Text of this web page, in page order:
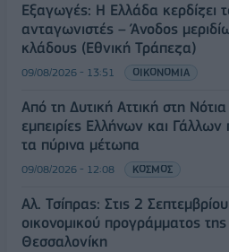
Εξαγωγές: Η Ελλάδα κερδίζει
ανταγωνιστές – Άνοδος
κλάδους (Εθνική Τράπεζα)
09/08/2026 - 13:51 ΟΙΚΟΝΟΜΙΑ
Από τη Δυτική Αττική στη
εμπειρίες Ελλήνων και
τα πύρινα μέτωπα
09/08/2026 - 12:08 ΚΟΣΜΟΣ
Αλ. Τσίπρας: Στις 2
οικονομικού προγράμματος
Θεσσαλονίκη